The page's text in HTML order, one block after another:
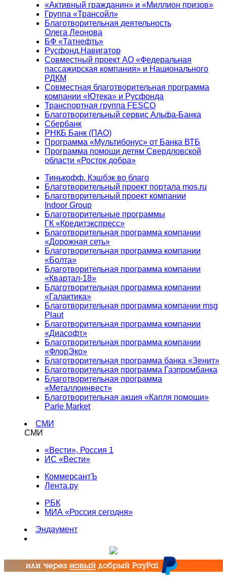
«Активный гражданин» и «Миллион призов»
Группа «Трансойл»
Благотворительная деятельность
Олега Леонова
БФ «Татнефть»
Русфонд.Навигатор
Совместный проект АО «Федеральная
пассажирская компания» и Национального
РДКМ
Совместная благотворительная программа
компании «Ютека» и Русфонда
Транспортная группа FESCO
Благотворительный сервис Альфа-Банка
Сбербанк
РНКБ Банк (ПАО)
Программа «Мультибонус» от Банка ВТБ
Программа помощи детям Свердловской
области «Росток добра»
Тинькофф. Кэшбэк во благо
Благотворительный проект портала mos.ru
Благотворительный проект компании
Indoor Group
Благотворительные программы
ГК «Кредитэкспресс»
Благотворительная программа компании
«Дорожная сеть»
Благотворительная программа компании
«Болта»
Благотворительная программа компании
«Квартал-18»
Благотворительная программа компании
«Галактика»
Благотворительная программа компании msg
Plaut
Благотворительная программа компании
«Диасофт»
Благотворительная программа компании
«ФлорЭко»
Благотворительная программа банка «Зенит»
Благотворительная программа Газпромбанка
Благотворительная программа
«Металлоинвест»
Благотворительная акция «Капля помощи»
Parle Market
СМИ
СМИ
«Вести», Россия 1
ИС «Вести»
КоммерсантЪ
Лента.ру
РБК
МИА «Россия сегодня»
Эндаумент